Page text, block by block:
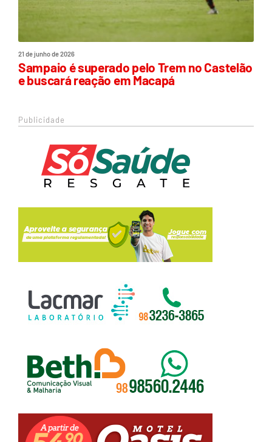
21 de junho de 2026
Sampaio é superado pelo Trem no Castelão
e buscará reação em Macapá
Publicidade